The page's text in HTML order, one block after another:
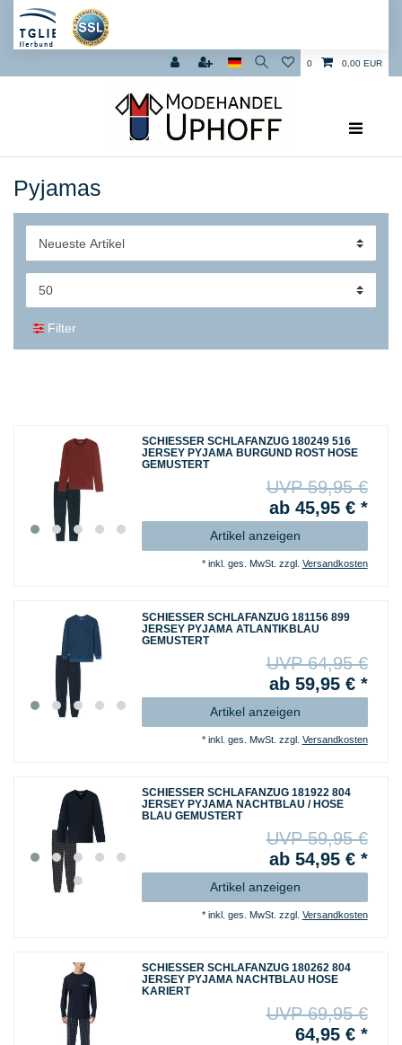
0 0,00 EUR
Pyjamas
Filter
SCHIESSER SCHLAFANZUG 180249 516
JERSEY PYJAMA BURGUND ROST HOSE
GEMUSTERT
UVP 59,95 €
ab 45,95 € *
Artikel anzeigen
* inkl. ges. MwSt. zzgl. Versandkosten
SCHIESSER SCHLAFANZUG 181156 899
JERSEY PYJAMA ATLANTIKBLAU
GEMUSTERT
UVP 64,95 €
ab 59,95 € *
Artikel anzeigen
* inkl. ges. MwSt. zzgl. Versandkosten
SCHIESSER SCHLAFANZUG 181922 804
JERSEY PYJAMA NACHTBLAU / HOSE
BLAU GEMUSTERT
UVP 59,95 €
ab 54,95 € *
Artikel anzeigen
* inkl. ges. MwSt. zzgl. Versandkosten
SCHIESSER SCHLAFANZUG 180262 804
JERSEY PYJAMA NACHTBLAU HOSE
KARIERT
UVP 69,95 €
64,95 € *